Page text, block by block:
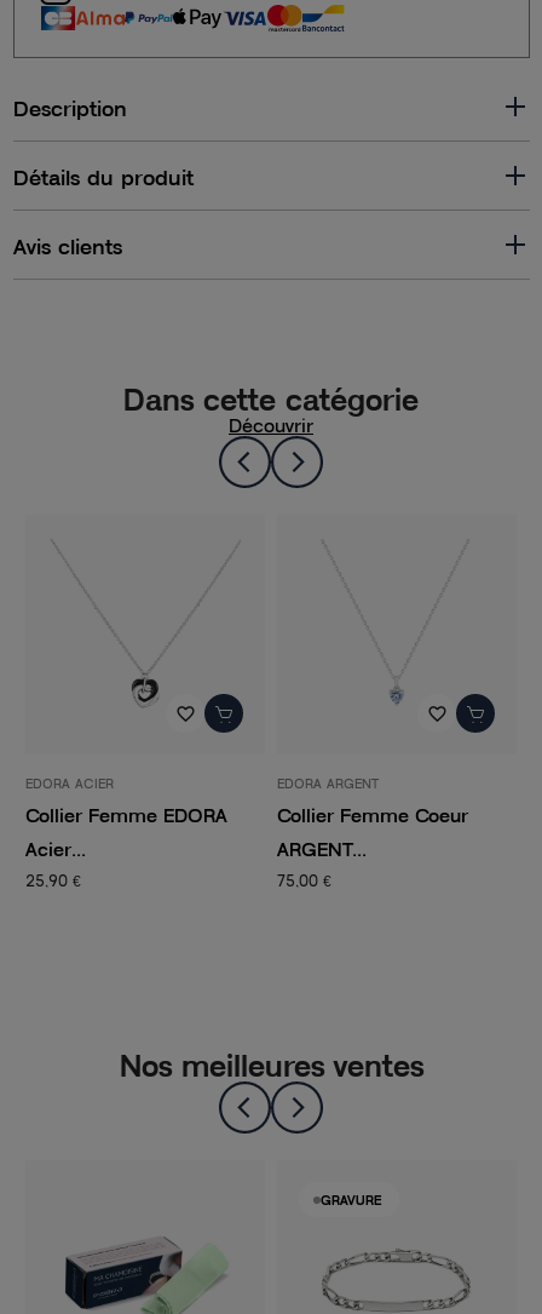
Description
Détails du produit
Avis clients
Dans cette catégorie
Découvrir
favorite_border
EDORA ACIER
Collier Femme EDORA
Acier...
25,90 €
favorite_border
EDORA ARGENT
Collier Femme Coeur
ARGENT...
75,00 €
Nos meilleures ventes
GRAVURE